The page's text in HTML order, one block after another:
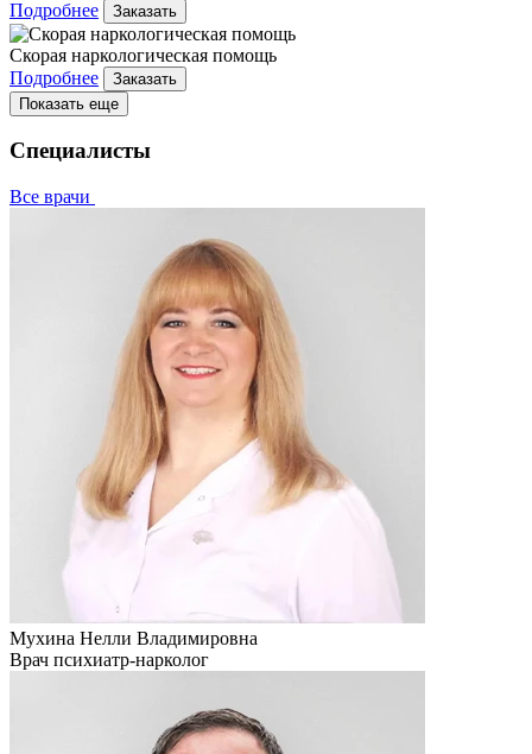
Подробнее Заказать
Скорая наркологическая помощь
Подробнее
Заказать
Показать еще
Специалисты
Все врачи
Мухина Нелли Владимировна
Врач психиатр-нарколог